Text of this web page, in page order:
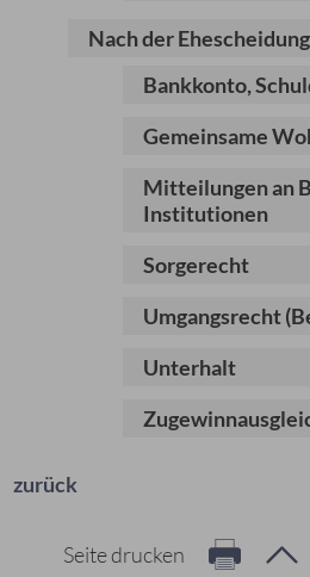
Nach der
Bankkonto,
Gemeinsame
Mitteilungen an
Institutionen
Sorgerecht
Umgangsrecht
Unterhalt
zurück
Seite drucken